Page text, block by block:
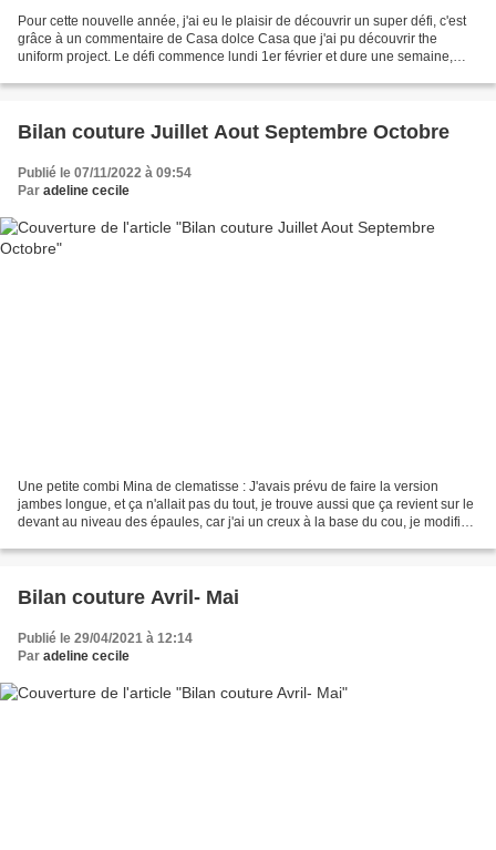
Pour cette nouvelle année, j'ai eu le plaisir de découvrir un super défi, c'est
grâce à un commentaire de Casa dolce Casa que j'ai pu découvrir the
uniform project. Le défi commence lundi 1er février et dure une semaine,
Bilan couture Juillet Aout Septembre Octobre
Publié le 07/11/2022 à 09:54
Par adeline cecile
Une petite combi Mina de clematisse : J'avais prévu de faire la version
jambes longue, et ça n'allait pas du tout, je trouve aussi que ça revient sur le
devant au niveau des épaules, car j'ai un creux à la base du cou, je modifie
Bilan couture Avril- Mai
Publié le 29/04/2021 à 12:14
Par adeline cecile